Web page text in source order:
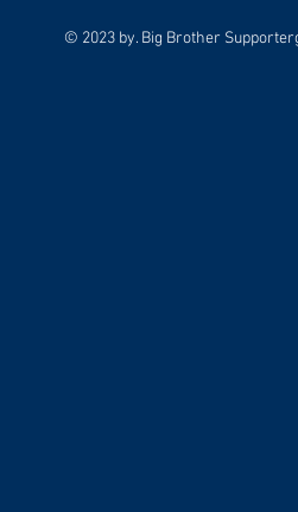
© 2023 by. Big Brother